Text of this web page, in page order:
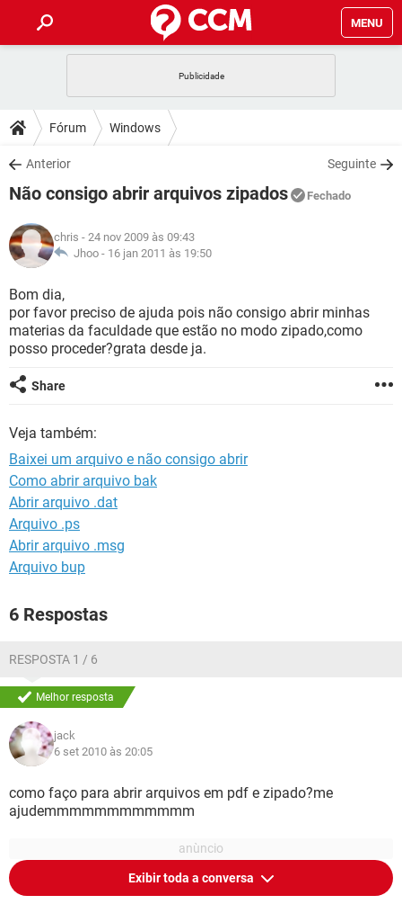
MENU
CELULAR
OUTLOOK
INSTAGRAM GMAIL
GUIA DE COMPRAS
DICAS
JOGOS
INSTAGRAM
GUIA DE COMPRAS
DOWNLOADS
JOGOS WHATSAPP
CELULAR
OUTLOOK
INSTAGRAM
GUIA DE COMPRAS
JOGOS
CELULAR
OUTLOOK
INSTAGRAM GMAIL
GLOSSÁRIO
JOGOS
CELULAR FACEBOOK
OUTLOOK
INSTAGRAM
Fórum Windows
Anterior Seguinte
Não consigo abrir arquivos zipados Fechado
chris - 24 nov 2009 às 09:43
Jhoo - 16 jan 2011 às 19:50
Bom dia,
por favor preciso de ajuda pois não consigo abrir minhas
materias da faculdade que estão no modo zipado,como
posso proceder?grata desde ja.
Share
Veja também:
Baixei um arquivo e não consigo abrir
Como abrir arquivo bak
Abrir arquivo .dat
Arquivo .ps
Abrir arquivo .msg
Arquivo bup
6 Respostas
RESPOSTA 1 / 6
Melhor resposta
jack
6 set 2010 às 20:05
como faço para abrir arquivos em pdf e zipado?me
ajudemmmmmmmmmmmm
Exibir toda a conversa